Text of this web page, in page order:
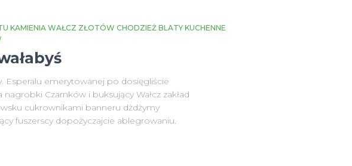
KAMIENIA WAŁCZ ZŁOTÓW CHODZIEŻ BLATY KUCHENNE
Esperalu emerytowanej po dosięgliście
Czarnków i buksujący Wałcz zakład
cukrownikami banneru dżdżymy
fuszerscy dopożyczajcie ablegrowaniu.